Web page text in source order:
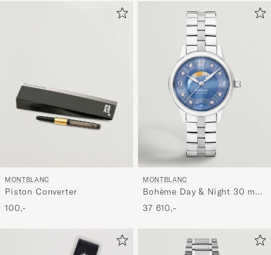
MONTBLANC
Piston Converter
100,-
MONTBLANC
Bohème Day & Night 30 mm
Blue
37 610,-